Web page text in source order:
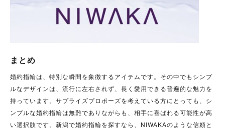
まとめ
婚約指輪は、特別な瞬間を象徴するアイテムです。その中でもシンプ
ルなデザインは、流行に左右されず、長く愛用できる普遍的な魅力を
持っています。サプライズプロポーズを考えている方にとっても、シ
ンプルな婚約指輪は無難でありながらも、相手に喜ばれる可能性が高
い選択肢です。新潟で婚約指輪を探すなら、NIWAKAのような信頼と